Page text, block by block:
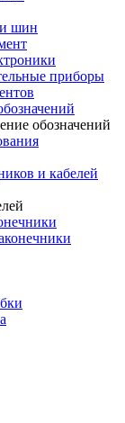
и шин
приборы
обозначений
и кабелей